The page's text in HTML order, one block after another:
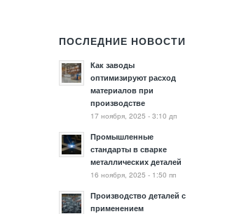
ПОСЛЕДНИЕ НОВОСТИ
Как заводы
оптимизируют расход
материалов при
производстве
17 ноября, 2025 - 3:10 дп
Промышленные
стандарты в сварке
металлических деталей
16 ноября, 2025 - 1:50 пп
Производство деталей с
применением